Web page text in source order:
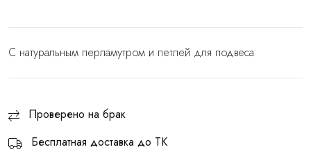
С натуральным перламутром и петлей для подвеса
Проверено на брак
Бесплатная доставка до ТК